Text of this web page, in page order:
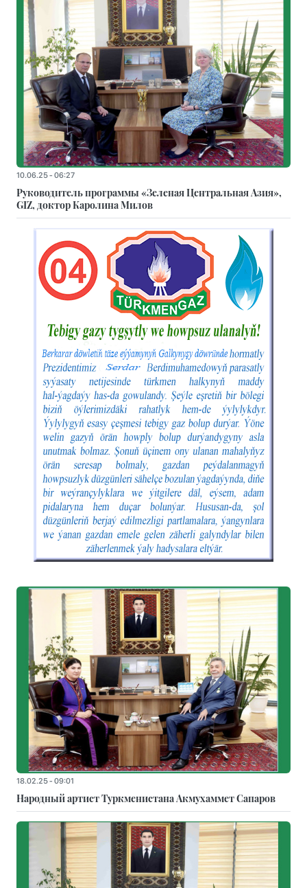
10.06.25 - 06:27
Руководитель программы «Зеленая Центральная Азия»,
GIZ, доктор Каролина Милов
18.02.25 - 09:01
Народный артист Туркменистана Акмухаммет Сапаров